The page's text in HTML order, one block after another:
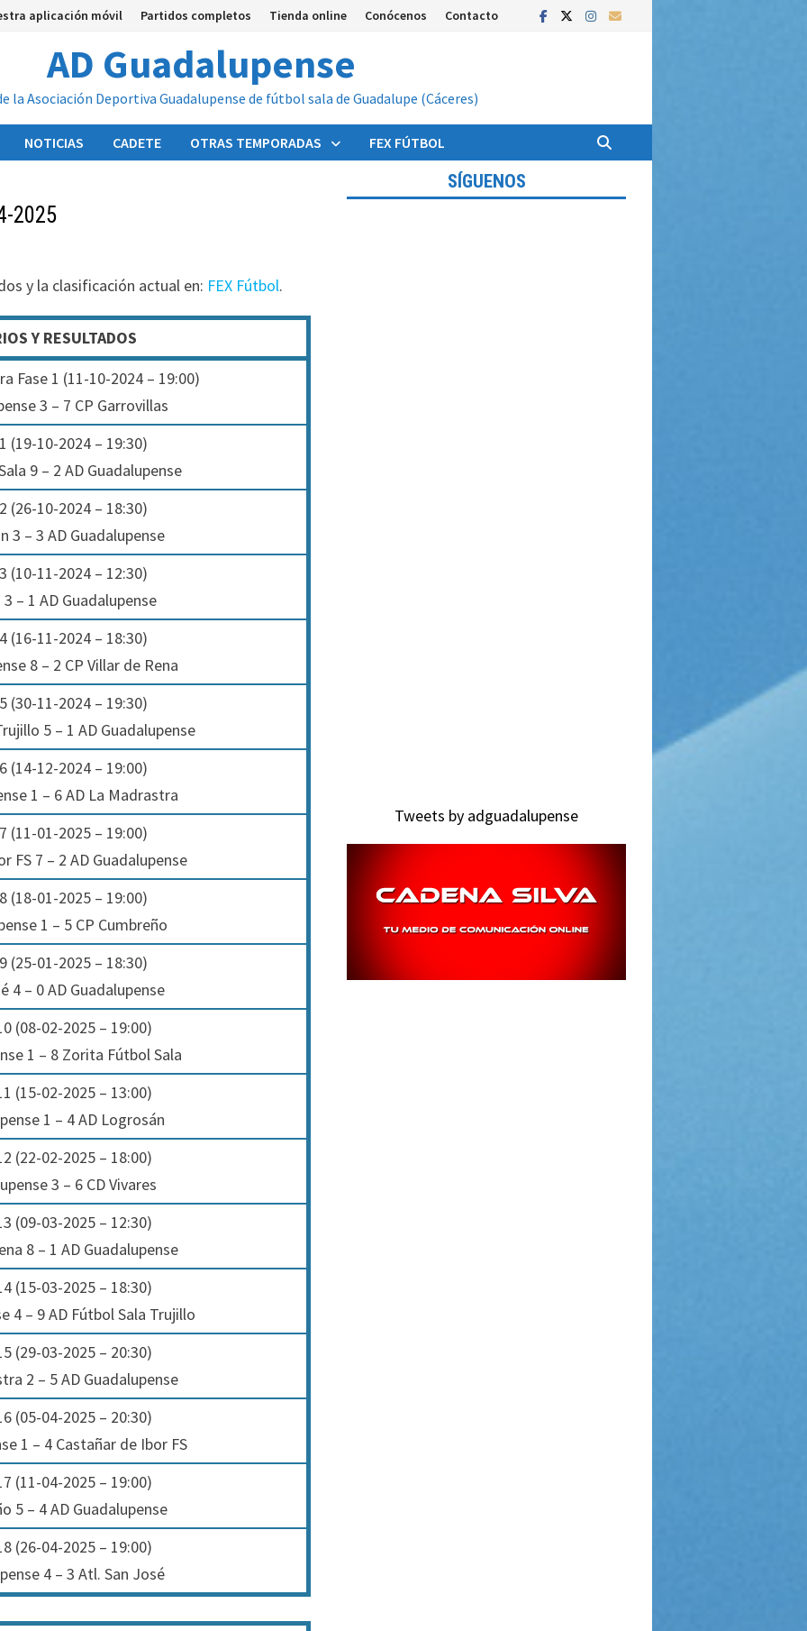
aplicación móvil Partidos completos Tienda online Conócenos Contacto
AD Guadalupense
la Asociación Deportiva Guadalupense de fútbol sala de Guadalupe (Cáceres)
NOTICIAS CADETE OTRAS TEMPORADAS FEX FÚTBOL
2025
y la clasificación actual en: FEX Fútbol.
Y RESULTADOS
Fase 1 (11-10-2024 – 19:00)
3 – 7 CP Garrovillas
(19-10-2024 – 19:30)
9 – 2 AD Guadalupense
(26-10-2024 – 18:30)
3 – 3 AD Guadalupense
(10-11-2024 – 12:30)
3 – 1 AD Guadalupense
(16-11-2024 – 18:30)
8 – 2 CP Villar de Rena
(30-11-2024 – 19:30)
5 – 1 AD Guadalupense
(14-12-2024 – 19:00)
1 – 6 AD La Madrastra
(11-01-2025 – 19:00)
FS 7 – 2 AD Guadalupense
(18-01-2025 – 19:00)
1 – 5 CP Cumbreño
(25-01-2025 – 18:30)
4 – 0 AD Guadalupense
(08-02-2025 – 19:00)
1 – 8 Zorita Fútbol Sala
(15-02-2025 – 13:00)
1 – 4 AD Logrosán
(22-02-2025 – 18:00)
3 – 6 CD Vivares
(09-03-2025 – 12:30)
8 – 1 AD Guadalupense
(15-03-2025 – 18:30)
4 – 9 AD Fútbol Sala Trujillo
(29-03-2025 – 20:30)
2 – 5 AD Guadalupense
(05-04-2025 – 20:30)
1 – 4 Castañar de Ibor FS
(11-04-2025 – 19:00)
5 – 4 AD Guadalupense
(26-04-2025 – 19:00)
4 – 3 Atl. San José
SÍGUENOS
Tweets by adguadalupense